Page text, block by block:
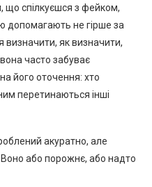
що спілкуєшся з фейком,
допомагають не гірше за
як визначити,
часто забуває
його оточення: хто
перетинаються інші
акуратно, але
або порожнє, або надто